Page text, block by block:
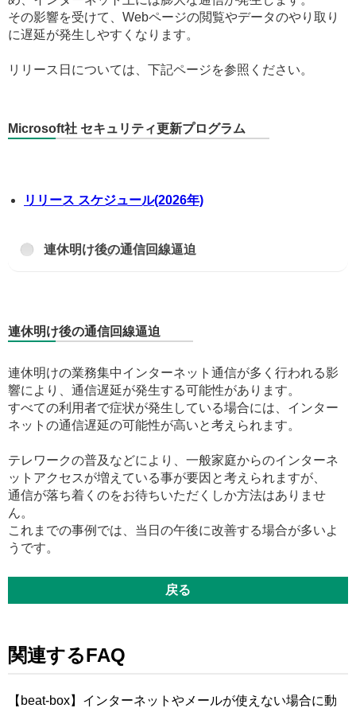
その影響を受けて、Webページの閲覧やデータのやり取り
に遅延が発生しやすくなります。
リリース日については、下記ページを参照ください。
Microsoft社 セキュリティ更新プログラム
リリース スケジュール(2026年)
連休明け後の通信回線逼迫
連休明け後の通信回線逼迫
連休明けの業務集中インターネット通信が多く行われる影
響により、通信遅延が発生する可能性があります。
すべての利用者で症状が発生している場合には、インター
ネットの通信遅延の可能性が高いと考えられます。
テレワークの普及などにより、一般家庭からのインターネ
ットアクセスが増えている事が要因と考えられますが、
通信が落ち着くのをお待ちいただくしか方法はありませ
ん。
これまでの事例では、当日の午後に改善する場合が多いよ
うです。
戻る
関連するFAQ
【beat-box】インターネットやメールが使えない場合に動